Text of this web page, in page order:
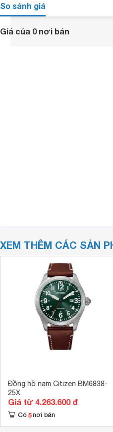
So sánh giá
Giá của 0 nơi bán
XEM THÊM CÁC SẢN
Đồng hồ nam Citizen BM6838-
25X
Giá từ 4.263.600 đ
Có 5 nơi bán